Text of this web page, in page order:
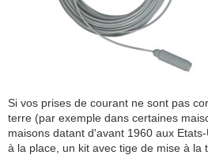
Si vos prises de courant ne sont pas
terre (par exemple dans certaines
maisons datant d'avant 1960 aux
à la place, un kit avec tige de mise à la